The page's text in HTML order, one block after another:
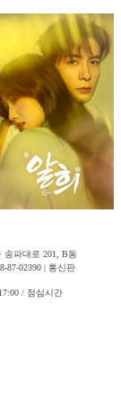
송파대로 201, B동
87-02390 | 통신판
/ 점심시간